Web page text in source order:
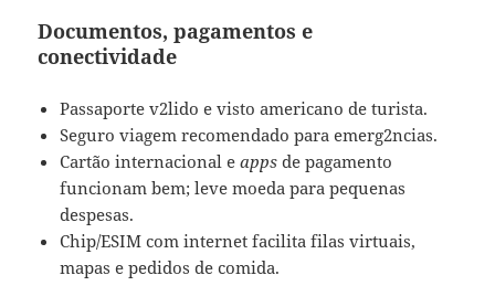
Documentos, pagamentos e
conectividade
Passaporte v2lido e visto americano de turista.
Seguro viagem recomendado para emerg2ncias.
Cartão internacional eapps de pagamento
funcionam bem; leve moeda para pequenas
despesas.
Chip/ESIM com internet facilita filas virtuais,
mapas e pedidos de comida.